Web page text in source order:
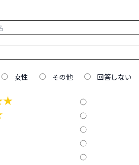
女性 その他 回答しない